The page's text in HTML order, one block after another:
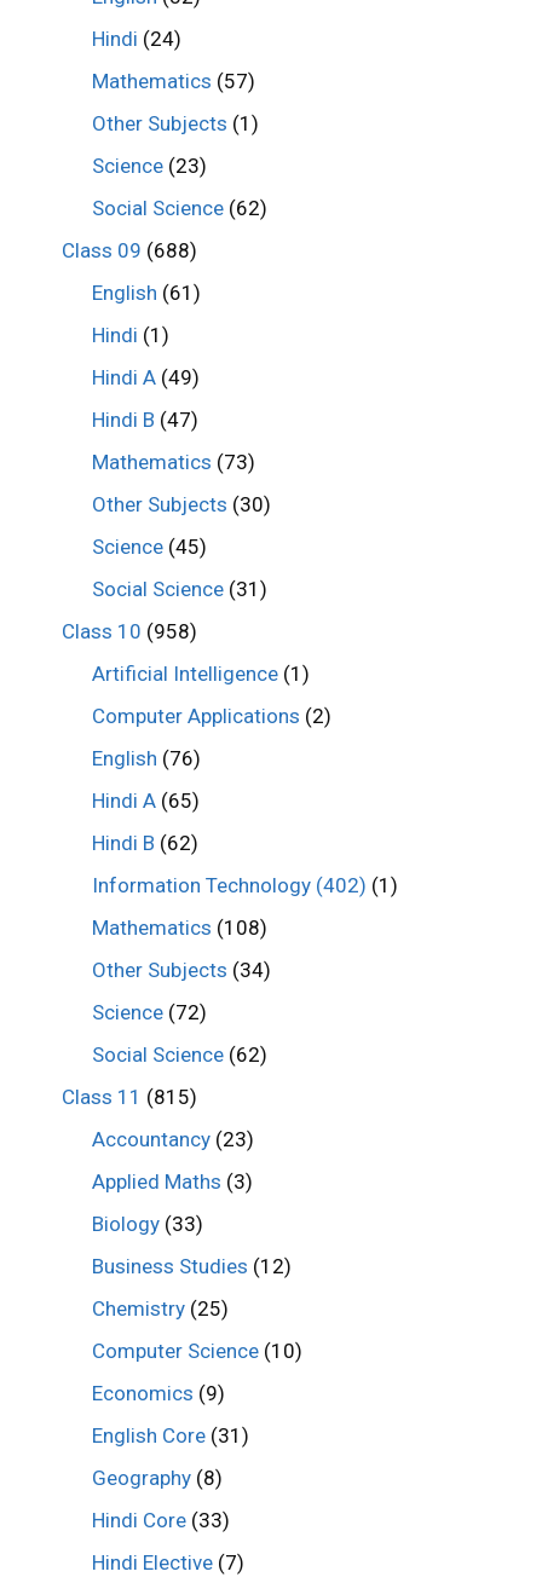
Hindi (24)
Mathematics (57)
Other Subjects (1)
Science (23)
Social Science (62)
Class 09 (688)
English (61)
Hindi (1)
Hindi A (49)
Hindi B (47)
Mathematics (73)
Other Subjects (30)
Science (45)
Social Science (31)
Class 10 (958)
Artificial Intelligence (1)
Computer Applications (2)
English (76)
Hindi A (65)
Hindi B (62)
Information Technology (402) (1)
Mathematics (108)
Other Subjects (34)
Science (72)
Social Science (62)
Class 11 (815)
Accountancy (23)
Applied Maths (3)
Biology (33)
Business Studies (12)
Chemistry (25)
Computer Science (10)
Economics (9)
English Core (31)
Geography (8)
Hindi Core (33)
Hindi Elective (7)